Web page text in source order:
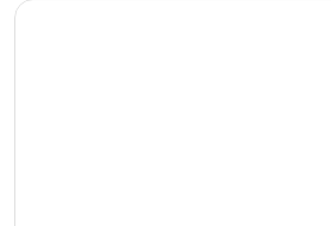
Öppnas i ett nytt fönster
Occidental Puerto Banus